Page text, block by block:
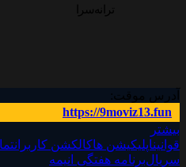
ترانه‌سرا
m/faces_of_death_2026
آدرس موقت:
https://9moviz13.fun
بیشتر
قوانیناپلیکیشن هاکالکشن کاربران
سریال‌برنامه هفتگی انیمه